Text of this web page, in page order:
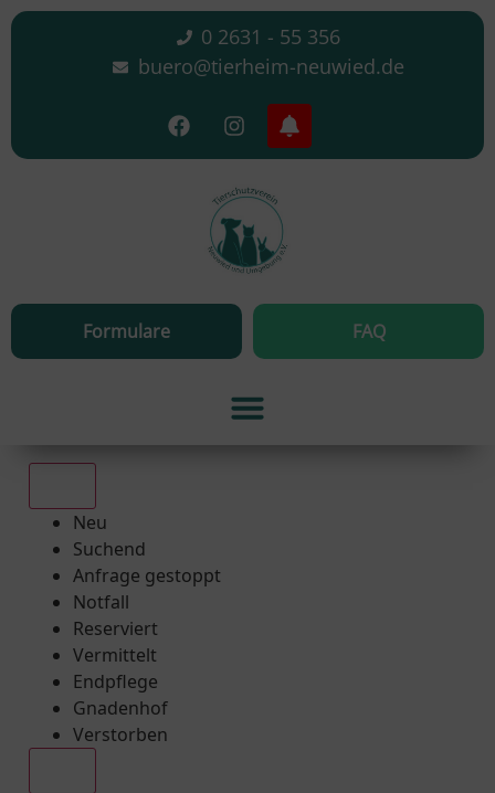
0 2631 - 55 356
buero@tierheim-neuwied.de
Formulare FAQ
Neu
Suchend
Anfrage gestoppt
Notfall
Reserviert
Vermittelt
Endpflege
Gnadenhof
Verstorben